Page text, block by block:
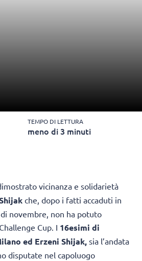
TEMPO DI LETTURA
meno di 3 minuti
vicinanza e solidarietà
che, dopo i fatti accaduti in
novembre, non ha potuto
Cup. I 16esimi di
ed Erzeni Shijak, sia l’andata
disputate nel capoluogo